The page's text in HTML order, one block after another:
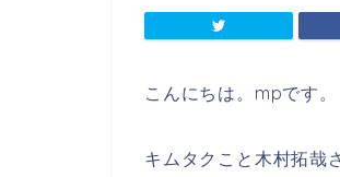
こんにちは。mpです。
キムタクこと木村拓哉